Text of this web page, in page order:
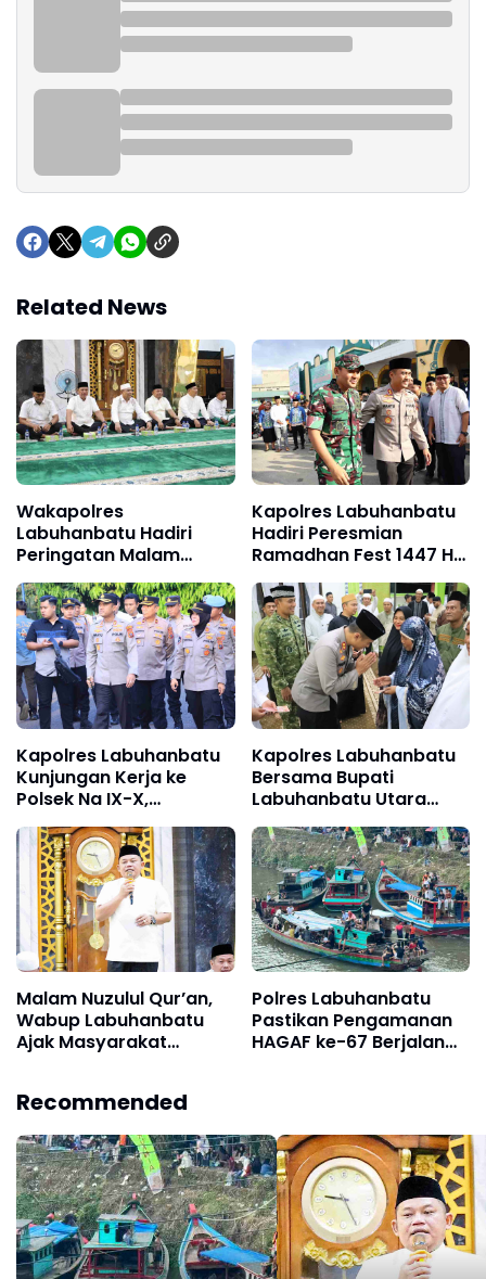
Related News
Wakapolres
Labuhanbatu Hadiri
Peringatan Malam
Nuzulul Qur’an 17
Ramadhan 1447 H di
Masjid Raya Al-Ikhlas
Kapolres Labuhanbatu
Hadiri Peresmian
Ramadhan Fest 1447 H
di Masjid Agung
Rantauprapat
Kapolres Labuhanbatu
Kunjungan Kerja ke
Polsek Na IX-X,
Tekankan Disiplin dan
Pelayanan Prima
Kapolres Labuhanbatu
Bersama Bupati
Labuhanbatu Utara
Gelar Safari Ramadan
di Masjid Syuhada Na
IX-X
Malam Nuzulul Qur’an,
Wabup Labuhanbatu
Ajak Masyarakat
Polres Labuhanbatu
Pastikan Pengamanan
HAGAF ke-67 Berjalan
Recommended